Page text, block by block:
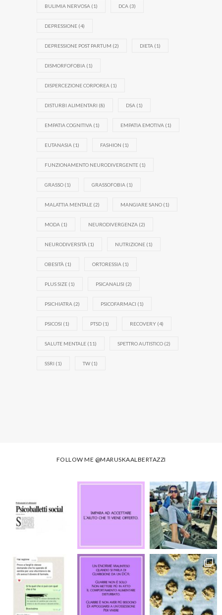
BULIMIA NERVOSA (1) DCA (3)
DEPRESSIONE (4)
DEPRESSIONE POST PARTUM (2) DIETA (1)
DISMORFOFOBIA (1)
DISPERCEZIONE CORPOREA (1)
DISTURBI ALIMENTARI (8) DSA (1)
EMPATIA COGNITIVA (1) EMPATIA EMOTIVA (1)
EUTANASIA (1) FASHION (1)
FUNZIONAMENTO NEURODIVERGENTE (1)
GRASSO (1) GRASSOFOBIA (1)
MALATTIA MENTALE (2) MANGIARE SANO (1)
MODA (1) NEURODIVERGENZA (2)
NEURODIVERSITÀ (1) NUTRIZIONE (1)
OBESITÀ (1) ORTORESSIA (1)
PLUS SIZE (1) PSICANALISI (2)
PSICHIATRA (2) PSICOFARMACI (1)
PSICOSI (1) PTSD (1) RECOVERY (4)
SALUTE MENTALE (11) SPETTRO AUTISTICO (2)
SSRI (1) TW (1)
FOLLOW ME @MARUSKAALBERTAZZI